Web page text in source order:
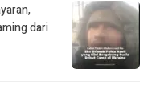
dari